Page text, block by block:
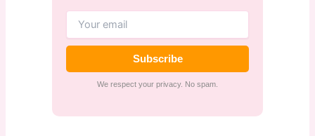
Subscribe
We respect your privacy. No spam.